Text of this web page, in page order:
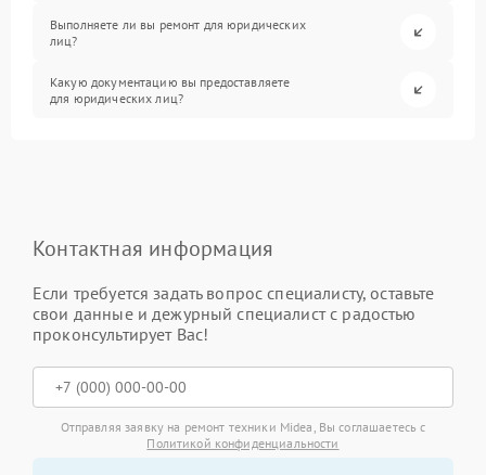
Выполняете ли вы ремонт для юридических
лиц?
Какую документацию вы предоставляете
для юридических лиц?
Контактная информация
Если требуется задать вопрос специалисту, оставьте
свои данные и дежурный специалист с радостью
проконсультирует Вас!
Отправляя заявку на ремонт техники Midea, Вы соглашаетесь с
Политикой конфиденциальности